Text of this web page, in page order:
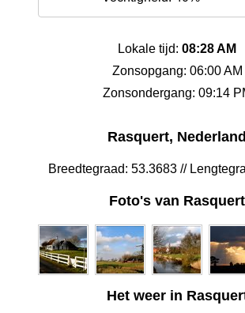
Lokale tijd: 08:28 AM
Zonsopgang: 06:00 AM
Zonsondergang: 09:14
Rasquert, Nederland
Breedtegraad: 53.3683 //
Foto's van Rasquert
Het weer in